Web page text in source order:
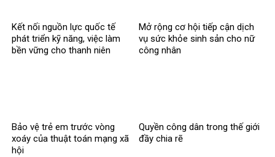
Kết nối nguồn lực quốc tế
phát triển kỹ năng, việc làm
bền vững cho thanh niên
Mở rộng cơ hội tiếp cận dịch
vụ sức khỏe sinh sản cho nữ
công nhân
Bảo vệ trẻ em trước vòng
xoáy của thuật toán mạng xã
hội
Quyền công dân trong thế giới
đầy chia rẽ